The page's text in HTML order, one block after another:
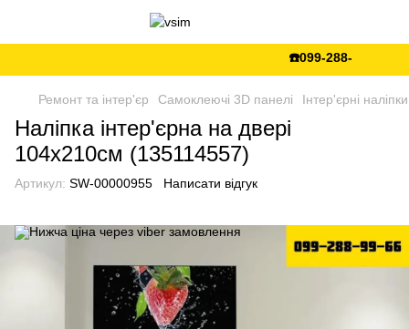
☎️099-288-99-66 💵Є
Ремонт та інтер'єр Самоклеючі 3D панелі Інтер'єрні наліпки
Наліпка інтер'єрна на двері
104х210см (135114557)
Артикул: SW-00000955 Написати відгук